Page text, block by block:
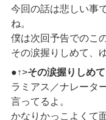
今回の話は悲しい事
ね。
僕は次回予告でのこ
その涙握りしめて、
●↑>その涙握りしめ
ラミアス／ナレータ
言ってるよ。
かなりかっこよくて